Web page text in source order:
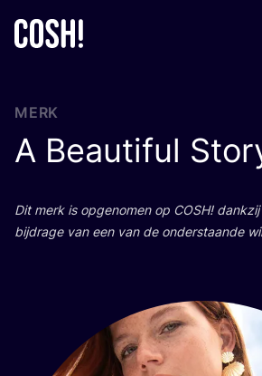
MERK
A Beautiful
Dit merk is opge­no­men op COSH!
bij­dra­ge van een van de onder­staan­de